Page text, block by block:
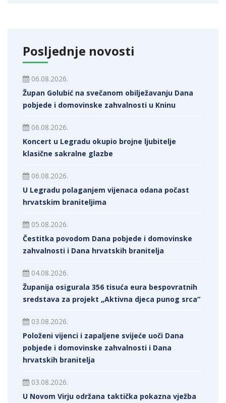
Posljednje novosti
06.08.2026.
Župan Golubić na svečanom obilježavanju Dana
pobjede i domovinske zahvalnosti u Kninu
06.08.2026.
Koncert u Legradu okupio brojne ljubitelje
klasične sakralne glazbe
06.08.2026.
U Legradu polaganjem vijenaca odana počast
hrvatskim braniteljima
05.08.2026.
Čestitka povodom Dana pobjede i domovinske
zahvalnosti i Dana hrvatskih branitelja
04.08.2026.
Županija osigurala 356 tisuća eura bespovratnih
sredstava za projekt „Aktivna djeca punog srca“
03.08.2026.
Položeni vijenci i zapaljene svijeće uoči Dana
pobjede i domovinske zahvalnosti i Dana
hrvatskih branitelja
03.08.2026.
U Novom Virju održana taktička pokazna vježba